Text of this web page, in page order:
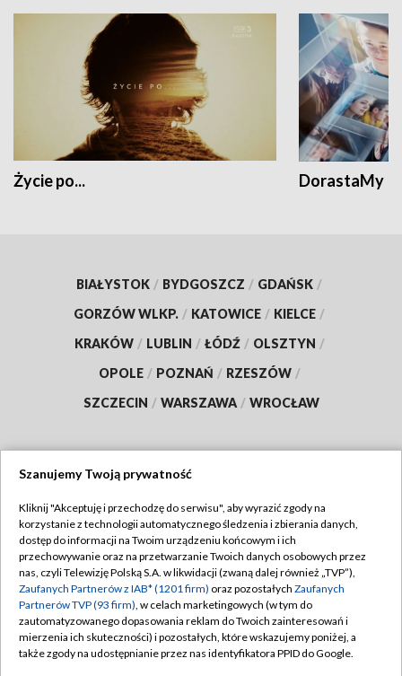
Życie po... DorastaMy
BIAŁYSTOK / BYDGOSZCZ / GDAŃSK /
GORZÓW WLKP. / KATOWICE / KIELCE /
KRAKÓW / LUBLIN / ŁÓDŹ / OLSZTYN /
OPOLE / POZNAŃ / RZESZÓW /
SZCZECIN / WARSZAWA / WROCŁAW
TVP
Abonament TVP
Emisja w TVP
Centrum informacji TVP
Naziemna Telewizja Cyfrowa
Regulamin TVP
Polityka prywatności
Moje zgody
Pomoc
Szanujemy Twoją prywatność
Kliknij "Akceptuję i przechodzę do serwisu", aby wyrazić zgody na
korzystanie z technologii automatycznego śledzenia i zbierania danych,
dostęp do informacji na Twoim urządzeniu końcowym i ich
przechowywanie oraz na przetwarzanie Twoich danych osobowych przez
nas, czyli Telewizję Polską S.A. w likwidacji (zwaną dalej również „TVP”),
Zaufanych Partnerów z IAB* (1201 firm) oraz pozostałych Zaufanych
Partnerów TVP (93 firm), w celach marketingowych (w tym do
zautomatyzowanego dopasowania reklam do Twoich zainteresowań i
mierzenia ich skuteczności) i pozostałych, które wskazujemy poniżej, a
także zgody na udostępnianie przez nas identyfikatora PPID do Google.